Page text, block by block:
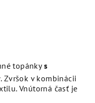
topánkys
. Zvršok v kombinácii
Vnútorná časť je